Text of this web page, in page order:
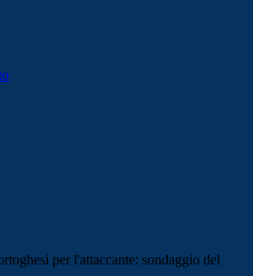
per l'attaccante: sondaggio del